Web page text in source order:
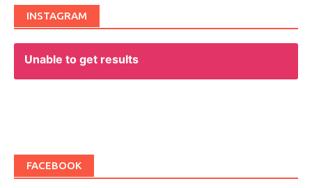
INSTAGRAM
Unable to get results
FACEBOOK